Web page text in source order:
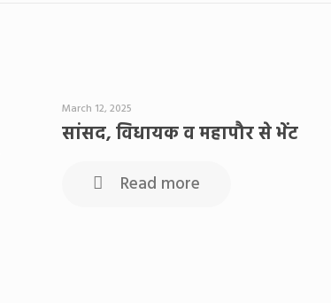
March 12, 2025
सांसद, विधायक व महापौर से भेंट
Read more